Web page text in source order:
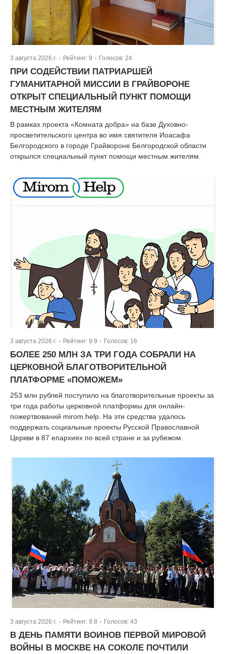
3 августа 2026 г. Рейтинг: 9 Голосов: 24
ПРИ СОДЕЙСТВИИ ПАТРИАРШЕЙ
ГУМАНИТАРНОЙ МИССИИ В ГРАЙВОРОНЕ
ОТКРЫТ СПЕЦИАЛЬНЫЙ ПУНКТ ПОМОЩИ
МЕСТНЫМ ЖИТЕЛЯМ
В рамках проекта «Комната добра» на базе Духовно-
просветительского центра во имя святителя Иоасафа
Белгородского в городе Грайвороне Белгородской области
открылся специальный пункт помощи местным жителям.
3 августа 2026 г. Рейтинг: 9.9 Голосов: 16
БОЛЕЕ 250 МЛН ЗА ТРИ ГОДА СОБРАЛИ НА
ЦЕРКОВНОЙ БЛАГОТВОРИТЕЛЬНОЙ
ПЛАТФОРМЕ «ПОМОЖЕМ»
253 млн рублей поступило на благотворительные проекты за
три года работы церковной платформы для онлайн-
пожертвований mirom.help. На эти средства удалось
поддержать социальные проекты Русской Православной
Церкви в 87 епархиях по всей стране и за рубежом.
3 августа 2026 г. | Рейтинг: 9.8 Голосов: 43
В ДЕНЬ ПАМЯТИ ВОИНОВ ПЕРВОЙ МИРОВОЙ
ВОЙНЫ В МОСКВЕ НА СОКОЛЕ ПОЧТИЛИ